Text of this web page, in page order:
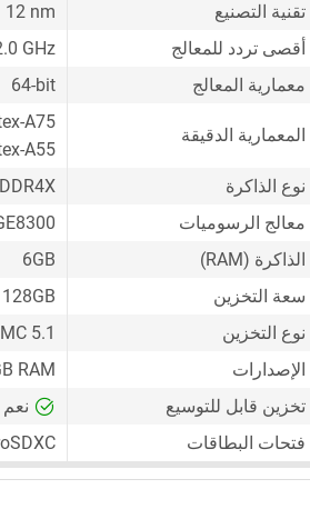
تقنية التصنيع
12 nm
أقصى تردد للمعالج
GHz
معمارية المعالج
64-bit
المعمارية الدقيقة
A75
A55
نوع الذاكرة
معالج الرسوميات
الذاكرة (RAM)
6GB
سعة التخزين
128GB
نوع التخزين
5.1
الإصدارات
RAM
تخزين قابل للتوسيع
نعم
فتحات البطاقات